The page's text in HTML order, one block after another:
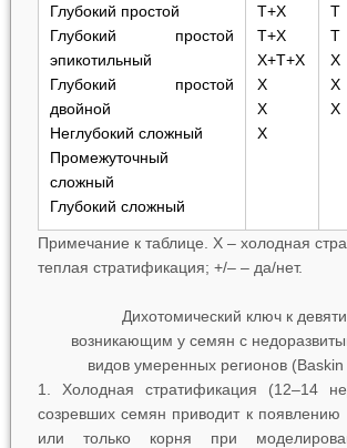
Глубокий простой
Глубокий простой
эпикотильный
Глубокий простой
двойной
Неглубокий сложный
Промежуточный
сложный
Глубокий сложный
Т+Х
Т+Х
Х+Т+Х
Х
Х
Х
Т
Т
Х
Х
Х
Примечание к таблице. Х – холодная
теплая стратификация; +/– – да/нет.
Дихотомический ключ к
возникающим у семян с
видов умеренных регионов
1. Холодная стратификация (12‒14
созревших семян приводит к появлению
или только корня при